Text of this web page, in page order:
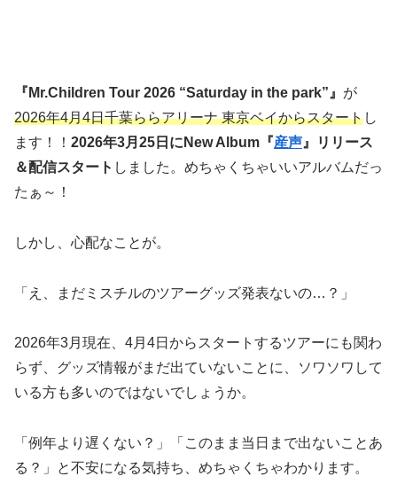
『Mr.Children Tour 2026 “Saturday in the park”』 が
2026年4月4日千葉ららアリーナ 東京ベイからスタートし
ます！！ 2026年3月25日にNew Album『産声 』リリース
＆配信スタート しました。めちゃくちゃいいアルバムだっ
たぁ～！
しかし、心配なことが。
「え、まだミスチルのツアーグッズ発表ないの…？」
2026年3月現在、4月4日からスタートするツアーにも関わ
らず、グッズ情報がまだ出ていないことに、ソワソワして
いる方も多いのではないでしょうか。
「例年より遅くない？」「このまま当日まで出ないことあ
る？」と不安になる気持ち、めちゃくちゃわかります。